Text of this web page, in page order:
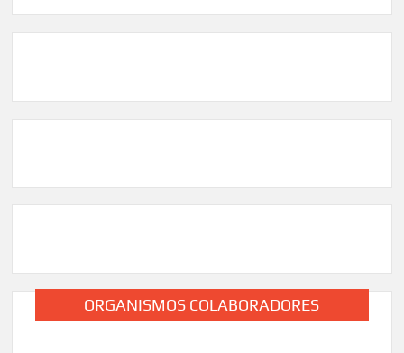
ORGANISMOS COLABORADORES